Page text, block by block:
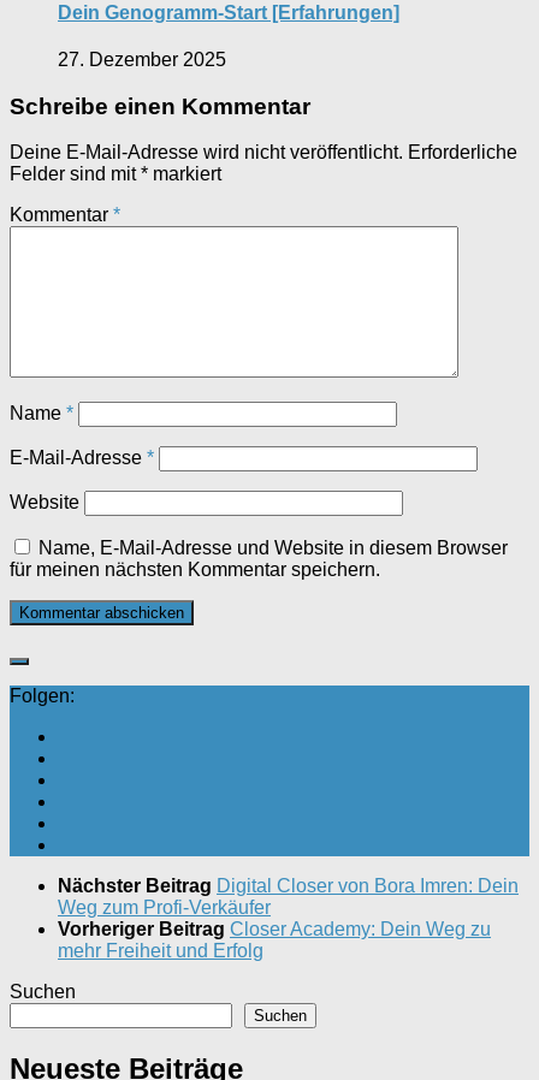
Dein Genogramm-Start [Erfahrungen]
27. Dezember 2025
Schreibe einen Kommentar
Deine E-Mail-Adresse wird nicht veröffentlicht. Erforderliche
Felder sind mit* markiert
Kommentar *
Name *
E-Mail-Adresse *
Website
Name, E-Mail-Adresse und Website in diesem Browser
für meinen nächsten Kommentar speichern.
Folgen:
Nächster Beitrag Digital Closer von Bora Imren: Dein
Weg zum Profi-Verkäufer
Vorheriger Beitrag Closer Academy: Dein Weg zu
mehr Freiheit und Erfolg
Suchen
Suchen
Neueste Beiträge